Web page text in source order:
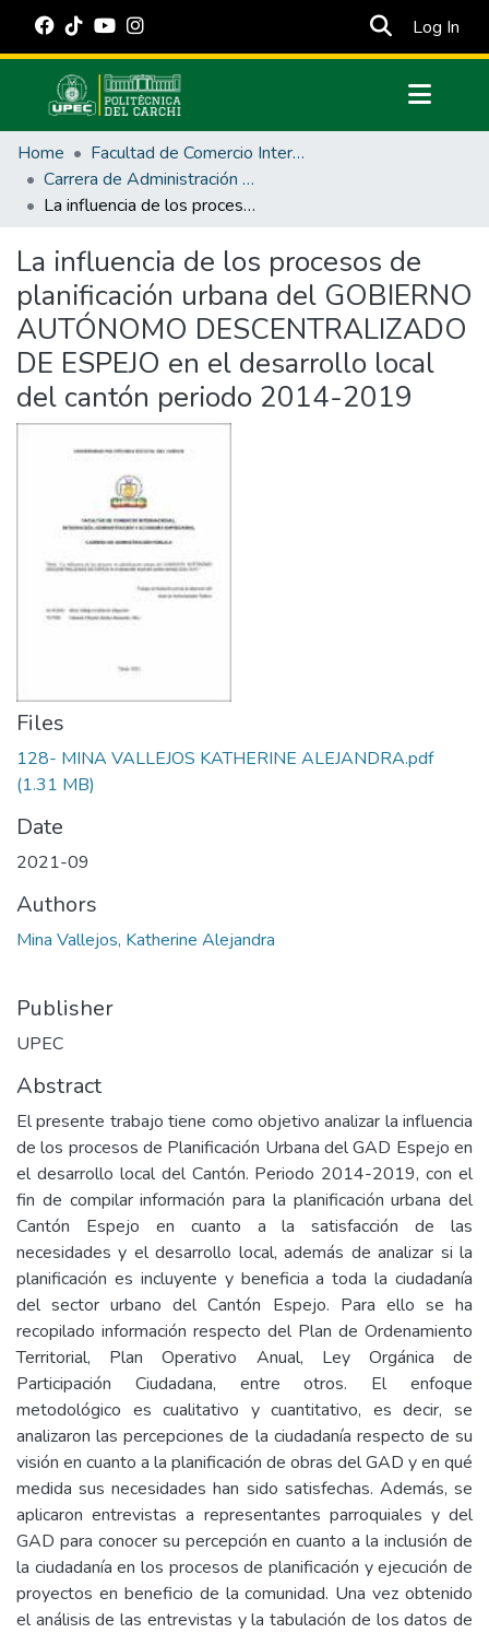
Log In
Communities & Collections
All of DSpace
Statistics
Estadísticas Externas
Manuales
Home
Facultad de Comercio Internacional, Integración, Administración y Economía Empresarial
Carrera de Administración Pública
La influencia de los procesos de planificación urbana del GOBIERNO AUTÓNOMO DESCENTRALIZADO DE ESPEJO en el desarrollo local del cantón periodo 2014-2019
La influencia de los procesos de
planificación urbana del GOBIERNO
AUTÓNOMO DESCENTRALIZADO
DE ESPEJO en el desarrollo local
del cantón periodo 2014-2019
Files
128- MINA VALLEJOS KATHERINE ALEJANDRA.pdf
(1.31 MB)
Date
2021-09
Authors
Mina Vallejos, Katherine Alejandra
Publisher
UPEC
Abstract
El presente trabajo tiene como objetivo analizar la influencia
de los procesos de Planificación Urbana del GAD Espejo en
el desarrollo local del Cantón. Periodo 2014-2019, con el
fin de compilar información para la planificación urbana del
Cantón Espejo en cuanto a la satisfacción de las
necesidades y el desarrollo local, además de analizar si la
planificación es incluyente y beneficia a toda la ciudadanía
del sector urbano del Cantón Espejo. Para ello se ha
recopilado información respecto del Plan de Ordenamiento
Territorial, Plan Operativo Anual, Ley Orgánica de
Participación Ciudadana, entre otros. El enfoque
metodológico es cualitativo y cuantitativo, es decir, se
analizaron las percepciones de la ciudadanía respecto de su
visión en cuanto a la planificación de obras del GAD y en qué
medida sus necesidades han sido satisfechas. Además, se
aplicaron entrevistas a representantes parroquiales y del
GAD para conocer su percepción en cuanto a la inclusión de
la ciudadanía en los procesos de planificación y ejecución de
proyectos en beneficio de la comunidad. Una vez obtenido
el análisis de las entrevistas y la tabulación de los datos de